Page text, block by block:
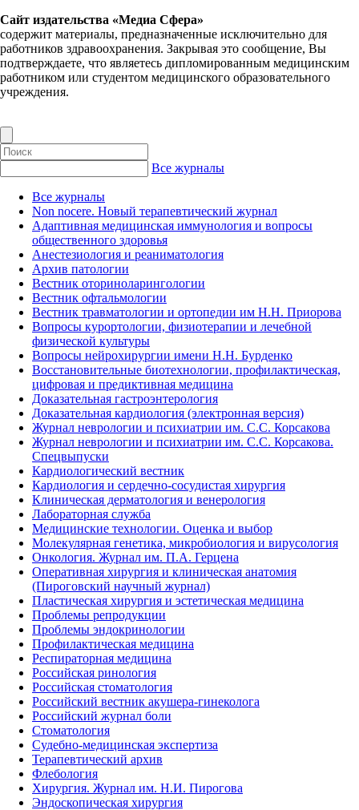
Сайт издательства «Медиа Сфера»
содержит материалы, предназначенные исключительно для
работников здравоохранения. Закрывая это сообщение, Вы
подтверждаете, что являетесь дипломированным медицинским
работником или студентом медицинского образовательного
учреждения.
Все журналы
Все журналы
Non nocere. Новый терапевтический журнал
Адаптивная медицинская иммунология и вопросы
общественного здоровья
Анестезиология и реаниматология
Архив патологии
Вестник оториноларингологии
Вестник офтальмологии
Вестник травматологии и ортопедии им Н.Н. Приорова
Вопросы курортологии, физиотерапии и лечебной
физической культуры
Вопросы нейрохирургии имени Н.Н. Бурденко
Восстановительные биотехнологии, профилактическая,
цифровая и предиктивная медицина
Доказательная гастроэнтерология
Доказательная кардиология (электронная версия)
Журнал неврологии и психиатрии им. С.С. Корсакова
Журнал неврологии и психиатрии им. С.С. Корсакова.
Спецвыпуски
Кардиологический вестник
Кардиология и сердечно-сосудистая хирургия
Клиническая дерматология и венерология
Лабораторная служба
Медицинские технологии. Оценка и выбор
Молекулярная генетика, микробиология и вирусология
Онкология. Журнал им. П.А. Герцена
Оперативная хирургия и клиническая анатомия
(Пироговский научный журнал)
Пластическая хирургия и эстетическая медицина
Проблемы репродукции
Проблемы эндокринологии
Профилактическая медицина
Респираторная медицина
Российская ринология
Российская стоматология
Российский вестник акушера-гинеколога
Российский журнал боли
Стоматология
Судебно-медицинская экспертиза
Терапевтический архив
Флебология
Хирургия. Журнал им. Н.И. Пирогова
Эндоскопическая хирургия